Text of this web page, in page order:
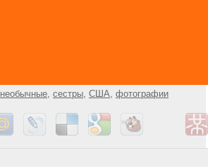
необычные сестры США фотографии